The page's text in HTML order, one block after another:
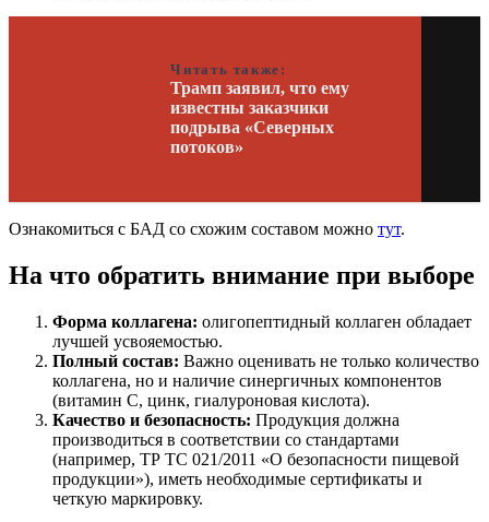
Читать также:
Трамп заявил, что ему
известны заказчики
подрыва «Северных
потоков»
Ознакомиться с БАД со схожим составом можно тут.
На что обратить внимание при выборе
Форма коллагена: олигопептидный коллаген обладает
лучшей усвояемостью.
Полный состав: Важно оценивать не только количество
коллагена, но и наличие синергичных компонентов
(витамин C, цинк, гиалуроновая кислота).
Качество и безопасность: Продукция должна
производиться в соответствии со стандартами
(например, ТР ТС 021/2011 «О безопасности пищевой
продукции»), иметь необходимые сертификаты и
четкую маркировку.